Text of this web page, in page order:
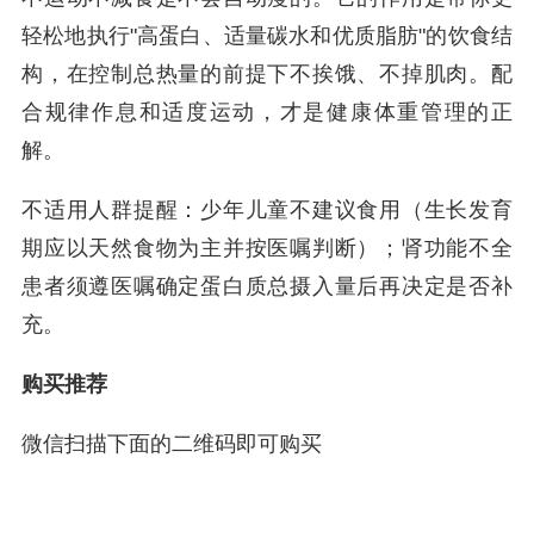
轻松地执行"高蛋白、适量碳水和优质脂肪"的饮食结
构，在控制总热量的前提下不挨饿、不掉肌肉。配
合规律作息和适度运动，才是健康体重管理的正
解。
不适用人群提醒：少年儿童不建议食用（生长发育
期应以天然食物为主并按医嘱判断）；肾功能不全
患者须遵医嘱确定蛋白质总摄入量后再决定是否补
充。
购买推荐
微信扫描下面的二维码即可购买